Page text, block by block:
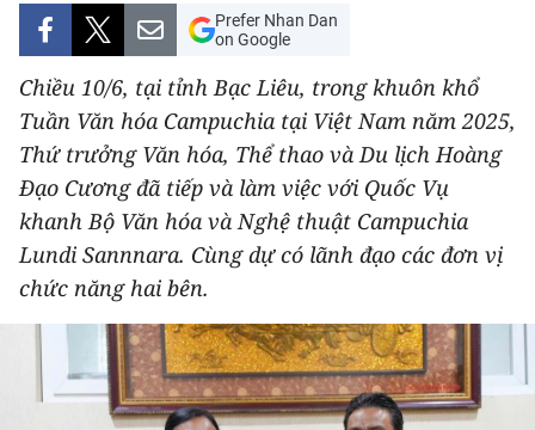
VĂN HÓA
XÃ HỘI
PHÁP LUẬT
DU LỊCH
THẾ GIỚI
THỂ THAO
GIÁO DỤC
Prefer Nhan Dan
on Google
Chiều 10/6, tại tỉnh Bạc Liêu, trong khuôn khổ
Tuần Văn hóa Campuchia tại Việt Nam năm 2025,
Thứ trưởng Văn hóa, Thể thao và Du lịch Hoàng
Đạo Cương đã tiếp và làm việc với Quốc Vụ
khanh Bộ Văn hóa và Nghệ thuật Campuchia
Lundi Sannnara. Cùng dự có lãnh đạo các đơn vị
chức năng hai bên.